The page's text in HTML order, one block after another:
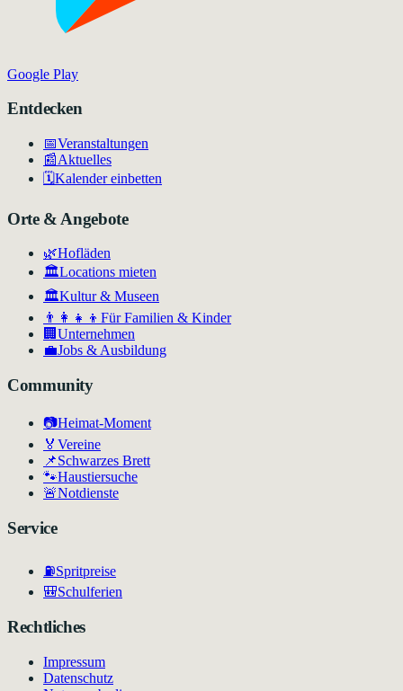
Google Play
Entdecken
📅Veranstaltungen
📰Aktuelles
🗓️Kalender einbetten
Orte & Angebote
🌿Hofläden
🏛️Locations mieten
🏛Kultur & Museen
👨‍👩‍👧‍👦 Für Familien & Kinder
🏢 Unternehmen
💼Jobs & Ausbildung
Community
📷Heimat-Moment
🏅 Vereine
📌Schwarzes Brett
🐾Haustiersuche
🚨Notdienste
Service
⛽Spritpreise
🎒Schulferien
Rechtliches
Impressum
Datenschutz